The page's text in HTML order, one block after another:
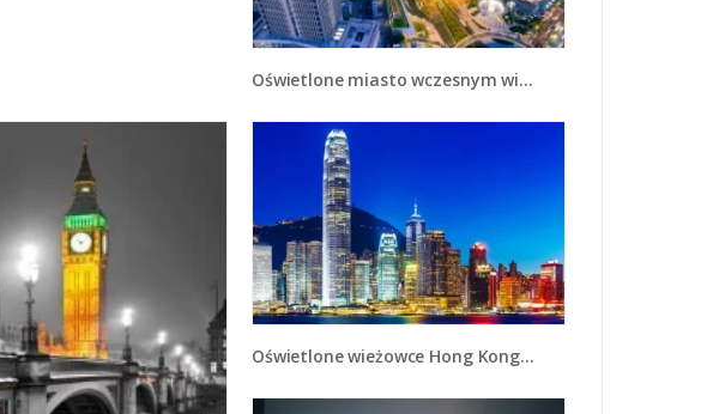
Oświetlone miasto wczesnym wieczorem - AM026
Oświetlone wieżowce Hong Kongu - AM498